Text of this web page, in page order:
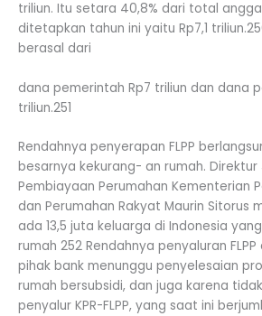
triliun. Itu setara 40,8% dari total
ditetapkan tahun ini yaitu Rp7,1
berasal dari
dana pemerintah Rp7 triliun dan dana
triliun.251
Rendahnya penyerapan FLPP
besarnya kekurang- an rumah. Direktur
Pembiayaan Perumahan Kementerian
dan Perumahan Rakyat Maurin Sitorus
ada 13,5 juta keluarga di Indonesia
rumah 252 Rendahnya penyaluran
pihak bank menunggu penyelesaian
rumah bersubsidi, dan juga karena
penyalur KPR-FLPP, yang saat ini